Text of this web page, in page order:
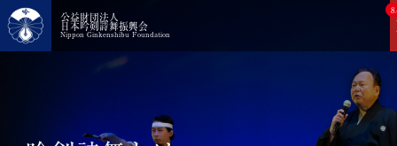
公益財団法人
日本吟剣詩舞振興会
Nippon Ginkenshibu Foundation